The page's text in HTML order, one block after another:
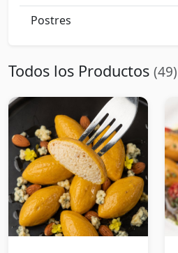
Postres
Todos los Productos (49)